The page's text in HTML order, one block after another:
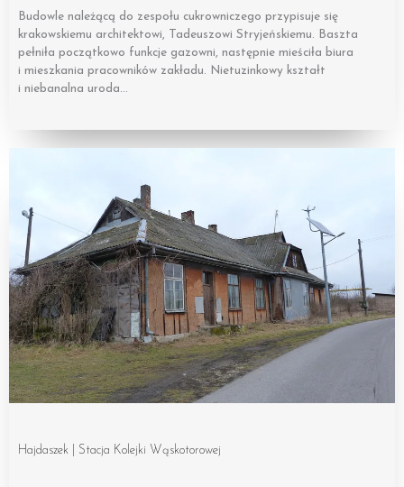
Budowle należącą do zespołu cukrowniczego przypisuje się
krakowskiemu architektowi, Tadeuszowi Stryjeńskiemu. Baszta
pełniła początkowo funkcje gazowni, następnie mieściła biura
i mieszkania pracowników zakładu. Nietuzinkowy kształt
i niebanalna uroda…
Hajdaszek | Stacja Kolejki Wąskotorowej